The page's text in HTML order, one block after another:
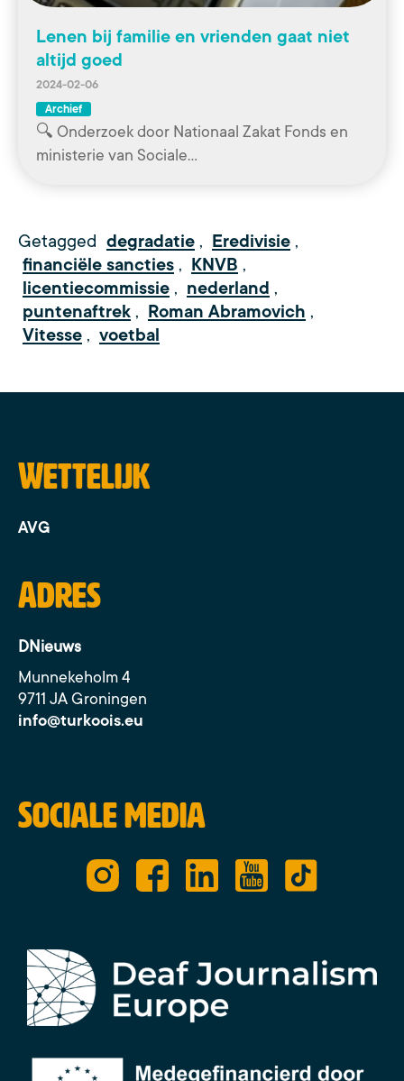
Lenen bij familie en vrienden gaat niet
altijd goed
2024-02-06
Archief
🔍 Onderzoek door Nationaal Zakat Fonds en
ministerie van Sociale…
Getagged degradatie , Eredivisie ,
financiële sancties , KNVB ,
licentiecommissie , nederland ,
puntenaftrek , Roman Abramovich ,
Vitesse , voetbal
Wettelijk
AVG
Adres
DNieuws
Munnekeholm 4
9711 JA Groningen
info@turkoois.eu
Sociale media